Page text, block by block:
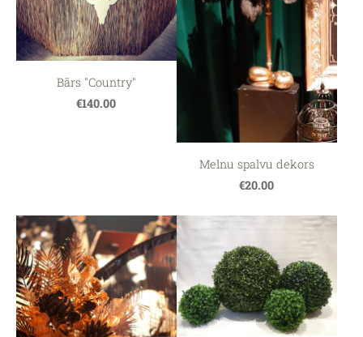
Bārs "Country"
€140.00
Melnu spalvu dekors
€20.00